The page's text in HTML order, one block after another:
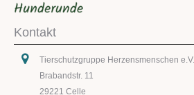
Kontakt
Tierschutzgruppe Herzensmenschen e.V.
Brabandstr. 11
29221 Celle